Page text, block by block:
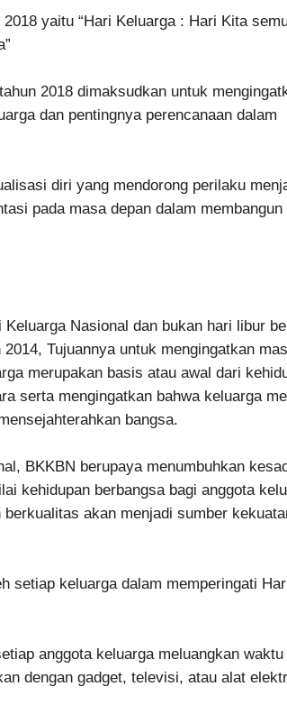
yaitu “Hari Keluarga : Hari Kita
2018 dimaksudkan untuk
dan pentingnya perencanaan dalam
diri yang mendorong perilaku
pada masa depan dalam membangun
Nasional dan bukan hari libur
Tujuannya untuk mengingatkan
merupakan basis atau awal dari
serta mengingatkan bahwa keluarga
bangsa.
BKKBN berupaya menumbuhkan
kehidupan berbangsa bagi anggota
akan menjadi sumber
setiap keluarga dalam memperingati
anggota keluarga meluangkan
dengan gadget, televisi, atau alat